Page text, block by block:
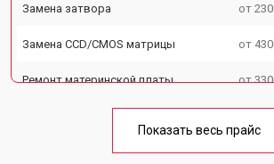
Замена затвора от
Замена CCD/CMOS матрицы от
Ремонт материнской платы от
Показать весь прайс